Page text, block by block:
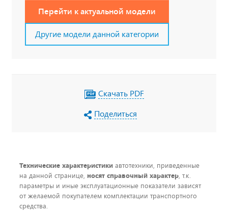
Перейти к актуальной модели
Другие модели данной категории
Скачать PDF
Поделиться
Технические характеристики автотехники, приведенные
на данной странице, носят справочный характер, т.к.
параметры и иные эксплуатационные показатели зависят
от желаемой покупателем комплектации транспортного
средства.